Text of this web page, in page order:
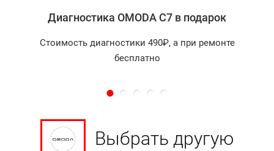
Диагностика OMODA C7 в подарок
Стоимость диагностики 490₽, а при ремонте
бесплатно
Выбрать другую